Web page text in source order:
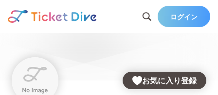
ログイン
お気に入り登録